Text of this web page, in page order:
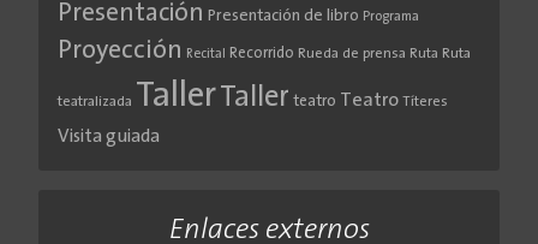
Presentación Presentación de libro Programa
Proyección Recital Recorrido Rueda de prensa Ruta Ruta
teatralizada Taller Taller teatro Teatro Títeres
Visita guiada
Enlaces externos